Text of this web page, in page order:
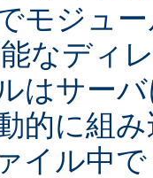
モジュ
なディ
はサー
的に組
イル中